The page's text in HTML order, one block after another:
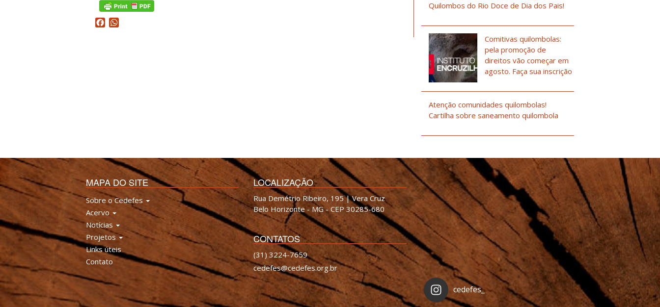
Facebook
Quilombos do Rio Doce de Dia dos Pais!
Comitivas quilombolas:
pela promoção de
direitos vão começar em
agosto. Faça sua inscrição
Atenção comunidades quilombolas!
Cartilha sobre saneamento quilombola
MAPA DO SITE
Sobre o Cedefes
Acervo
Notícias
Projetos
Links úteis
Contato
LOCALIZAÇÃO
Rua Demétrio Ribeiro, 195 | Vera Cruz
Belo Horizonte - MG - CEP 30285-680
CONTATOS
(31) 3224-7659
cedefes@cedefes.org.br
cedefes_